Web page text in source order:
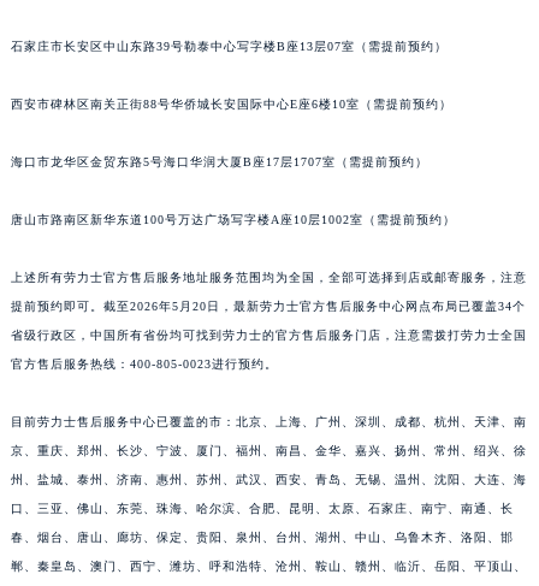
石家庄市长安区中山东路39号勒泰中心写字楼B座13层07室（需提前预约）
西安市碑林区南关正街88号华侨城长安国际中心E座6楼10室（需提前预约）
海口市龙华区金贸东路5号海口华润大厦B座17层1707室（需提前预约）
唐山市路南区新华东道100号万达广场写字楼A座10层1002室（需提前预约）
上述所有劳力士官方售后服务地址服务范围均为全国，全部可选择到店或邮寄服务，注意
提前预约即可。截至2026年5月20日，最新劳力士官方售后服务中心网点布局已覆盖34个
省级行政区，中国所有省份均可找到劳力士的官方售后服务门店，注意需拨打劳力士全国
官方售后服务热线：400-805-0023进行预约。
目前劳力士售后服务中心已覆盖的市：北京、上海、广州、深圳、成都、杭州、天津、南
京、重庆、郑州、长沙、宁波、厦门、福州、南昌、金华、嘉兴、扬州、常州、绍兴、徐
州、盐城、泰州、济南、惠州、苏州、武汉、西安、青岛、无锡、温州、沈阳、大连、海
口、三亚、佛山、东莞、珠海、哈尔滨、合肥、昆明、太原、石家庄、南宁、南通、长
春、烟台、唐山、廊坊、保定、贵阳、泉州、台州、湖州、中山、乌鲁木齐、洛阳、邯
郸、秦皇岛、澳门、西宁、潍坊、呼和浩特、沧州、鞍山、赣州、临沂、岳阳、平顶山、